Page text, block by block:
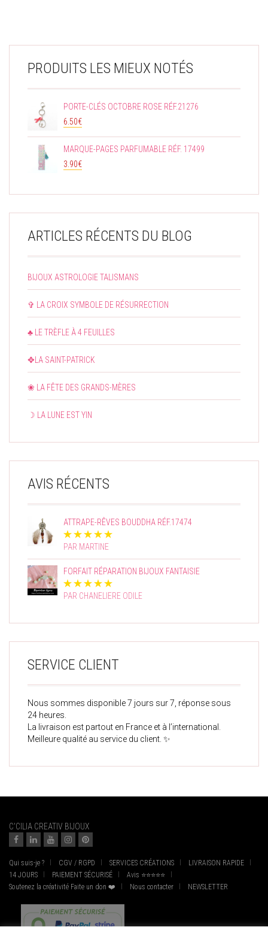
PRODUITS LES MIEUX NOTÉS
PORTE-CLÉS OCTOBRE ROSE RÉF.21276
6.50€
MARQUE-PAGES PARFUMABLE RÉF. 17499
3.90€
ARTICLES RÉCENTS DU BLOG
BIJOUX ASTROLOGIE TALISMANS
✞ LA CROIX SYMBOLE DE RÉSURRECTION
♣ LE TRÈFLE À 4 FEUILLES
✥LA SAINT-PATRICK
❀ LA FÊTE DES GRANDS-MÈRES
☽ LA LUNE EST YIN
AVIS RÉCENTS
ATTRAPE-RÊVES BOUDDHA RÉF.17474
PAR MARTINE
FORFAIT RÉPARATION BIJOUX FANTAISIE
PAR CHANELIERE ODILE
SERVICE CLIENT
Nous sommes disponible 7 jours sur 7, réponse sous
24 heures.
La livraison est partout en France et à l’international.
Meilleure qualité au service du client. ✨
C'CILIA CREATIV BIJOUX
Qui suis-je ? CGV / RGPD SERVICES CRÉATIONS
LIVRAISON RAPIDE
14 JOURS
PAIEMENT SÉCURISÉ
Avis ⭐⭐⭐⭐⭐
Soutenez la créativité Faite un don ❤️
Nous contacter NEWSLETTER